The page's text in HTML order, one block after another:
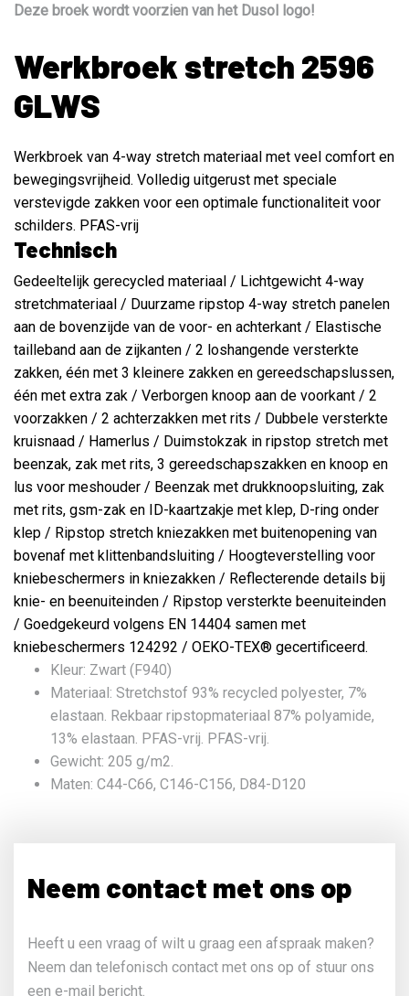
Deze broek wordt voorzien van het Dusol logo!
Werkbroek stretch 2596
GLWS
Werkbroek van 4-way stretch materiaal met veel comfort en
bewegingsvrijheid. Volledig uitgerust met speciale
verstevigde zakken voor een optimale functionaliteit voor
schilders. PFAS-vrij
Technisch
Gedeeltelijk gerecycled materiaal / Lichtgewicht 4-way
stretchmateriaal / Duurzame ripstop 4-way stretch panelen
aan de bovenzijde van de voor- en achterkant / Elastische
tailleband aan de zijkanten / 2 loshangende versterkte
zakken, één met 3 kleinere zakken en gereedschapslussen,
één met extra zak / Verborgen knoop aan de voorkant / 2
voorzakken / 2 achterzakken met rits / Dubbele versterkte
kruisnaad / Hamerlus / Duimstokzak in ripstop stretch met
beenzak, zak met rits, 3 gereedschapszakken en knoop en
lus voor meshouder / Beenzak met drukknoopsluiting, zak
met rits, gsm-zak en ID-kaartzakje met klep, D-ring onder
klep / Ripstop stretch kniezakken met buitenopening van
bovenaf met klittenbandsluiting / Hoogteverstelling voor
kniebeschermers in kniezakken / Reflecterende details bij
knie- en beenuiteinden / Ripstop versterkte beenuiteinden
/ Goedgekeurd volgens EN 14404 samen met
kniebeschermers 124292 / OEKO-TEX® gecertificeerd.
Kleur: Zwart (F940)
Materiaal: Stretchstof 93% recycled polyester, 7%
elastaan. Rekbaar ripstopmateriaal 87% polyamide,
13% elastaan. PFAS-vrij. PFAS-vrij.
Gewicht: 205 g/m2.
Maten: C44-C66, C146-C156, D84-D120
Neem contact met ons op
Heeft u een vraag of wilt u graag een afspraak maken?
Neem dan telefonisch contact met ons op of stuur ons
een e-mail bericht.